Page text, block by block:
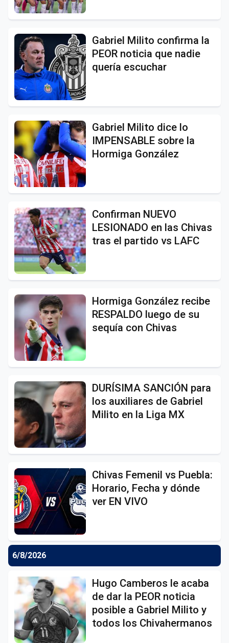
Gabriel Milito confirma la
PEOR noticia que nadie
quería escuchar
Gabriel Milito dice lo
IMPENSABLE sobre la
Hormiga González
Confirman NUEVO
LESIONADO en las Chivas
tras el partido vs LAFC
Hormiga González recibe
RESPALDO luego de su
sequía con Chivas
DURÍSIMA SANCIÓN para
los auxiliares de Gabriel
Milito en la Liga MX
Chivas Femenil vs Puebla:
Horario, Fecha y dónde
ver EN VIVO
6/8/2026
Hugo Camberos le acaba
de dar la PEOR noticia
posible a Gabriel Milito y
todos los Chivahermanos